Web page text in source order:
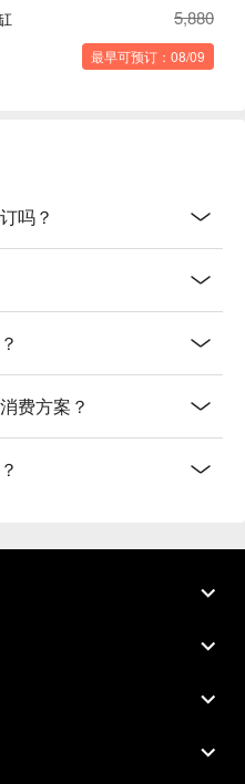
5,880
最早可预订：08/09
吗？
费方案？